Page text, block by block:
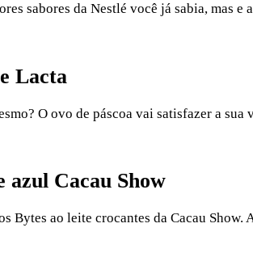
sabores da Nestlé você já sabia, mas
Lacta
O ovo de páscoa vai satisfazer a
azul Cacau Show
Bytes ao leite crocantes da Cacau